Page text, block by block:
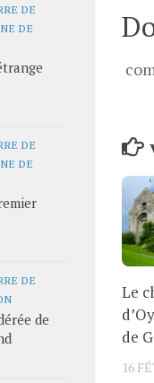
Le
de
16
DE
DE
DE
DE
DE
de